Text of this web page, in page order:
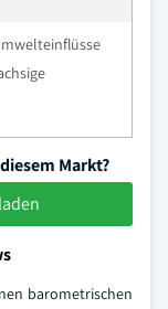
Markt?
barometrischen